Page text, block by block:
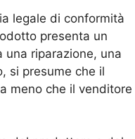
legale di conformità
presenta un
una riparazione, una
si presume che il
meno che il venditore